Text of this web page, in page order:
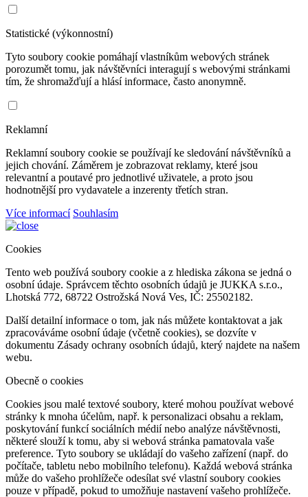
Statistické (výkonnostní)
Tyto soubory cookie pomáhají vlastníkům webových stránek
porozumět tomu, jak návštěvníci interagují s webovými stránkami
tím, že shromažďují a hlásí informace, často anonymně.
Reklamní
Reklamní soubory cookie se používají ke sledování návštěvníků a
jejich chování. Záměrem je zobrazovat reklamy, které jsou
relevantní a poutavé pro jednotlivé uživatele, a proto jsou
hodnotnější pro vydavatele a inzerenty třetích stran.
Více informací Souhlasím
Cookies
Tento web používá soubory cookie a z hlediska zákona se jedná o
osobní údaje. Správcem těchto osobních údajů je JUKKA s.r.o.,
Lhotská 772, 68722 Ostrožská Nová Ves, IČ: 25502182.
Další detailní informace o tom, jak nás můžete kontaktovat a jak
zpracováváme osobní údaje (včetně cookies), se dozvíte v
dokumentu Zásady ochrany osobních údajů, který najdete na našem
webu.
Obecně o cookies
Cookies jsou malé textové soubory, které mohou používat webové
stránky k mnoha účelům, např. k personalizaci obsahu a reklam,
poskytování funkcí sociálních médií nebo analýze návštěvnosti,
některé slouží k tomu, aby si webová stránka pamatovala vaše
preference. Tyto soubory se ukládají do vašeho zařízení (např. do
počítače, tabletu nebo mobilního telefonu). Každá webová stránka
může do vašeho prohlížeče odesílat své vlastní soubory cookies
pouze v případě, pokud to umožňuje nastavení vašeho prohlížeče.